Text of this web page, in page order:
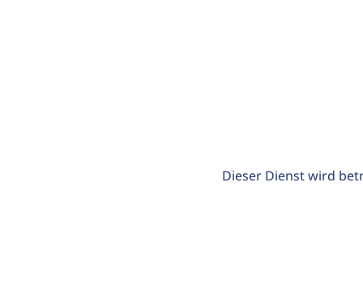
Dieser Dienst wird